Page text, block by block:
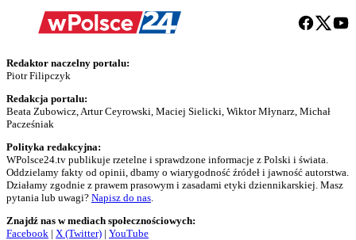
Redaktor naczelny portalu:
Piotr Filipczyk
Redakcja portalu:
Beata Zubowicz, Artur Ceyrowski, Maciej Sielicki, Wiktor Młynarz, Michał
Pacześniak
Polityka redakcyjna:
WPolsce24.tv publikuje rzetelne i sprawdzone informacje z Polski i świata.
Oddzielamy fakty od opinii, dbamy o wiarygodność źródeł i jawność autorstwa.
Działamy zgodnie z prawem prasowym i zasadami etyki dziennikarskiej. Masz
pytania lub uwagi? Napisz do nas
Znajdź nas w mediach społecznościowych:
Facebook | X (Twitter) | YouTube